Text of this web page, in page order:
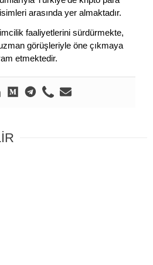
arasında yer almaktadır.
faaliyetlerini sürdürmekte,
görüşleriyle öne çıkmaya
etmektedir.